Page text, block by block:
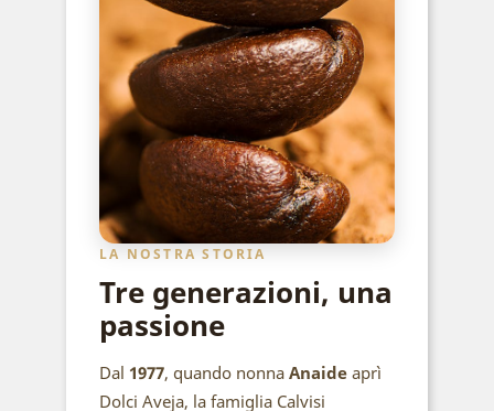
LA NOSTRA STORIA
Tre generazioni, una
passione
Dal 1977, quando nonna Anaideaprì
Dolci Aveja, la famiglia Calvisi